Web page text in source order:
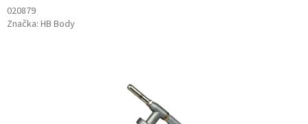
020879
Značka: HB Body